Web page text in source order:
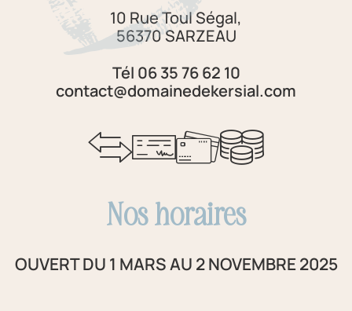
10 Rue Toul Ségal,
56370 SARZEAU
Tél 06 35 76 62 10
contact@domainedekersial.com
Nos horaires
OUVERT DU 1 MARS AU 2 NOVEMBRE 2025